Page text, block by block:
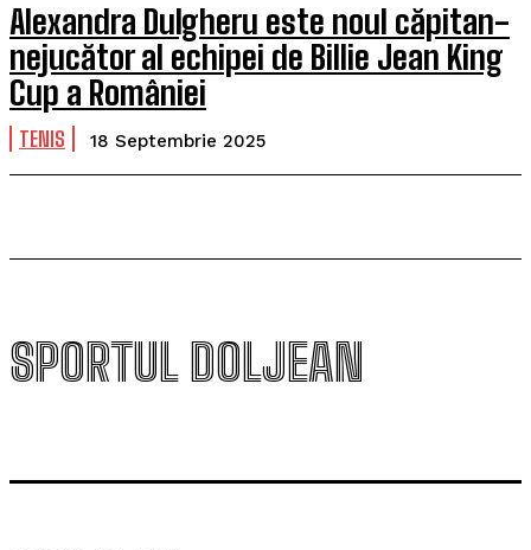
Alexandra Dulgheru este noul căpitan-
nejucător al echipei de Billie Jean King
Cup a României
TENIS 18 Septembrie 2025
SPORTUL DOLJEAN